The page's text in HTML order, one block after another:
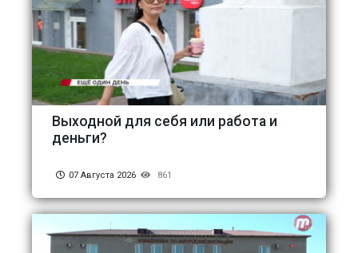
Выходной для себя или работа и
деньги?
07 Августа 2026 861